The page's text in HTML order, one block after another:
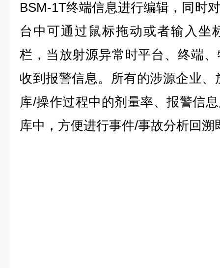
BSM-1T终端信息进行编辑，同时
台中可通过鼠标拖动或者输入坐
栏，当放射源异常时平台、终端
收到报警信息。所有的涉源企业
库/操作过程中的剂量率、报警信
库中，方便进行事件/事故分析回溯